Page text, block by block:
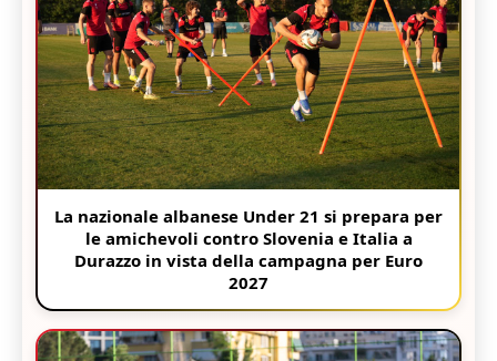
La nazionale albanese Under 21 si prepara per
le amichevoli contro Slovenia e Italia a
Durazzo in vista della campagna per Euro
2027